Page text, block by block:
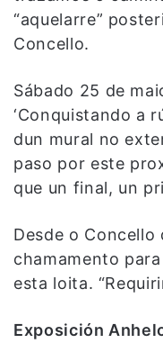
“aquelarre”
Concello.
Sábado 25 de
‘Conquistando a
dun mural no
paso por este
que un final, un
Desde o Concello
chamamento
esta loita.
Exposición